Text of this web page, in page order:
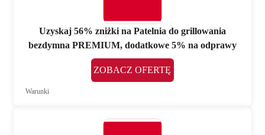
Uzyskaj 56% zniżki na Patelnia do grillowania
bezdymna PREMIUM, dodatkowe 5% na odprawy
ZOBACZ OFERTĘ
Warunki